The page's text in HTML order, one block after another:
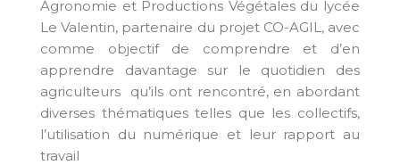
Agronomie et Productions Végétales du lycée
Le Valentin, partenaire du projet CO-AGIL, avec
comme objectif de comprendre et d’en
apprendre davantage sur le quotidien des
agriculteurs qu’ils ont rencontré, en abordant
diverses thématiques telles que les collectifs,
l’utilisation du numérique et leur rapport au
travail